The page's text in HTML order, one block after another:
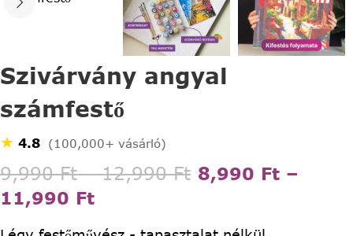
Szivárvány angyal
számfestő
★ 4.8 (100,000+ vásárló)
9,990Ft – 12,990Ft 8,990 Ft –
11,990 Ft